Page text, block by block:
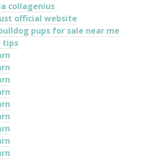
collagenius
official website
pups for sale near me
tips